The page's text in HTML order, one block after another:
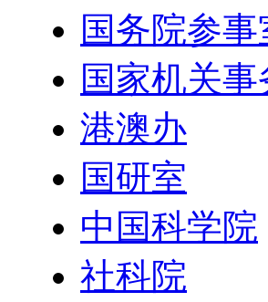
国务院参事
国家机关
港澳办
国研室
中国科学院
社科院